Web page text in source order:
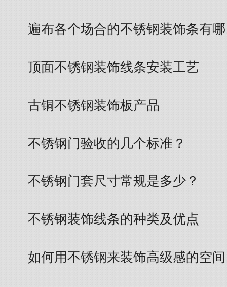
遍布各个场合的不锈钢装饰条有
顶面不锈钢装饰线条安装工艺
古铜不锈钢装饰板产品
不锈钢门验收的几个标准？
不锈钢门套尺寸常规是多少？
不锈钢装饰线条的种类及优点
如何用不锈钢来装饰高级感的空